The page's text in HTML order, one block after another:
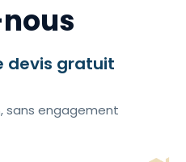
devis gratuit
sans engagement